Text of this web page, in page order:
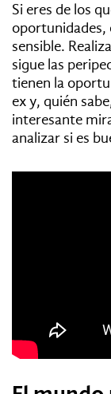
Si eres de los
oportunidades,
sensible.
sigue las
tienen la
ex y, quién
interesante
analizar si es